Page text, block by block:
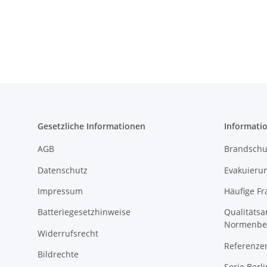
Gesetzliche Informationen
AGB
Datenschutz
Impressum
Batteriegesetzhinweise
Widerrufsrecht
Bildrechte
Häufige